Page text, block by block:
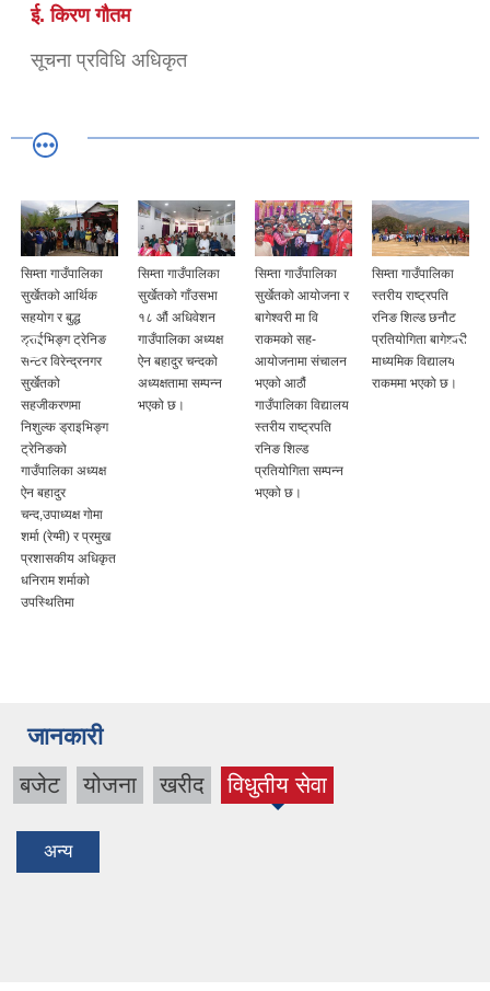
ई. किरण गौतम
सूचना प्रविधि अधिकृत
सिम्ता गाउँपालिका
सुर्खेतको आर्थिक
सहयोग र बुद्ध
ड्राईभिङ्ग ट्रेनिङ
सेन्टर विरेन्द्रनगर
सुर्खेतको
सहजीकरणमा
निशुल्क ड्राइभिङ्ग
ट्रेनिङको
गाउँपालिका अध्यक्ष
ऐन बहादुर
चन्द,उपाध्यक्ष गोमा
शर्मा (रेग्मी) र प्रमुख
प्रशासकीय अधिकृत
धनिराम शर्माको
उपस्थितिमा
सिम्ता गाउँपालिका
सुर्खेतको गाँउसभा
१८ औं अधिवेशन
गाउँपालिका अध्यक्ष
ऐन बहादुर चन्दको
अध्यक्षतामा सम्पन्न
भएको छ।
सिम्ता गाउँपालिका
सुर्खेतको आयोजना र
बागेश्वरी मा वि
राकमको सह-
आयोजनामा संचालन
भएको आठौं
गाउँपालिका विद्यालय
स्तरीय राष्ट्रपति
रनिङ शिल्ड
प्रतियोगिता सम्पन्न
भएको छ।
सिम्ता गाउँपालिका
स्तरीय राष्ट्रपति
रनिङ शिल्ड छनौट
प्रतियोगिता बागेश्वरी
माध्यमिक विद्यालय
राकममा भएको छ।
जानकारी
बजेट योजना खरीद विधुतीय सेवा
(active
अन्य